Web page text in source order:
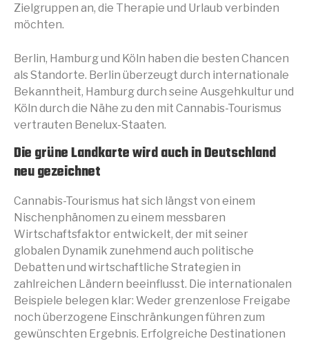
Zielgruppen an, die Therapie und Urlaub verbinden
möchten.
Berlin, Hamburg und Köln haben die besten Chancen
als Standorte. Berlin überzeugt durch internationale
Bekanntheit, Hamburg durch seine Ausgehkultur und
Köln durch die Nähe zu den mit Cannabis-Tourismus
vertrauten Benelux-Staaten.
Die grüne Landkarte wird auch in Deutschland
neu gezeichnet
Cannabis-Tourismus hat sich längst von einem
Nischenphänomen zu einem messbaren
Wirtschaftsfaktor entwickelt, der mit seiner
globalen Dynamik zunehmend auch politische
Debatten und wirtschaftliche Strategien in
zahlreichen Ländern beeinflusst. Die internationalen
Beispiele belegen klar: Weder grenzenlose Freigabe
noch überzogene Einschränkungen führen zum
gewünschten Ergebnis. Erfolgreiche Destinationen